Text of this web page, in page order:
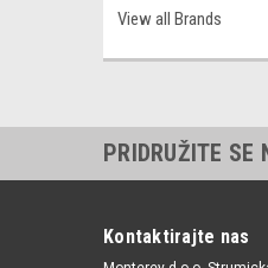
View all Brands
PRIDRUŽITE SE
Kontaktirajte nas